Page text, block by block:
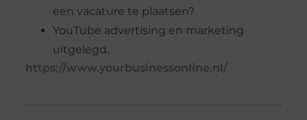
een vacature te plaatsen?
YouTube advertising en marketing
uitgelegd.
https://www.yourbusinessonline.nl/